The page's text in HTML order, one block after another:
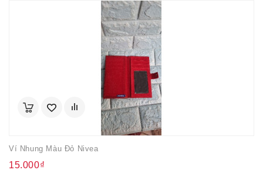
Ví Nhung Màu Đỏ Nivea
15.000₫